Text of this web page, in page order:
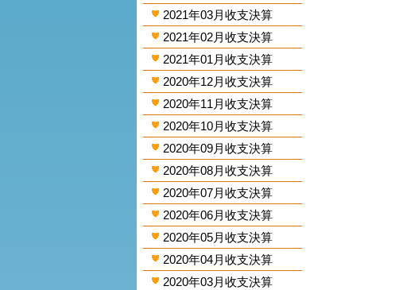
2021年03月收支決算
2021年02月收支決算
2021年01月收支決算
2020年12月收支決算
2020年11月收支決算
2020年10月收支決算
2020年09月收支決算
2020年08月收支決算
2020年07月收支決算
2020年06月收支決算
2020年05月收支決算
2020年04月收支決算
2020年03月收支決算